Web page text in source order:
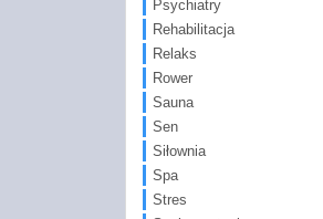
Psychiatry
Rehabilitacja
Relaks
Rower
Sauna
Sen
Siłownia
Spa
Stres